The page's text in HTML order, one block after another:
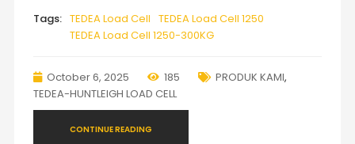
Tags: TEDEA Load Cell TEDEA Load Cell 1250
TEDEA Load Cell 1250-300KG
October 6, 2025 185 PRODUK KAMI,
TEDEA-HUNTLEIGH LOAD CELL
CONTINUE READING